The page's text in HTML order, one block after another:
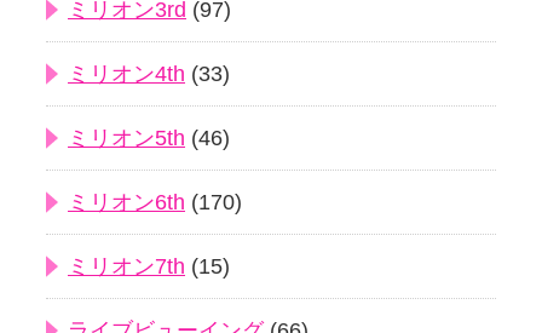
ミリオン3rd (97)
ミリオン4th (33)
ミリオン5th (46)
ミリオン6th (170)
ミリオン7th (15)